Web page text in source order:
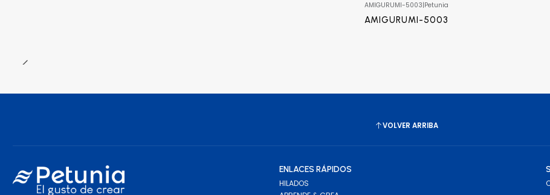
AMIGURUMI-5003|Petunia
AMIGURUMI-5003
VOLVER ARRIBA
ENLACES RÁPIDOS
HILADOS